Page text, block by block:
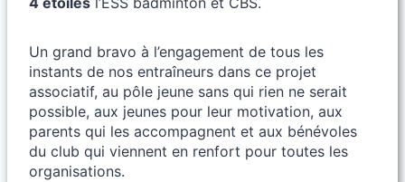
Un grand bravo à l’engagement de tous les
instants de nos entraîneurs dans ce projet
associatif, au pôle jeune sans qui rien ne serait
possible, aux jeunes pour leur motivation, aux
parents qui les accompagnent et aux bénévoles
du club qui viennent en renfort pour toutes les
organisations.